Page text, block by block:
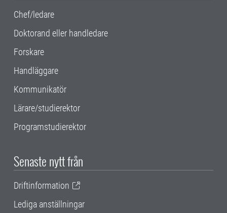
Chef/ledare
Doktorand eller handledare
Forskare
Handläggare
Kommunikatör
Lärare/studierektor
Programstudierektor
Senaste nytt från
Driftinformation
Lediga anställningar